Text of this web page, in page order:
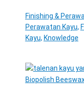
Finishing &
Perawatan Kayu,
Kayu, Knowledge